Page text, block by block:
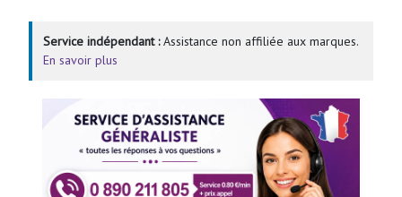
Service indépendant :Assistance non affiliée aux marques.
En savoir plus